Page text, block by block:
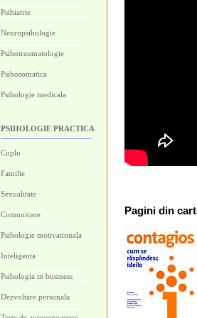
Psihiatrie
Neuropsihologie
Psihotraumatologie
Psihosomatica
Psihologie medicala
PSIHOLOGIE PRACTICA
Cuplu
Familie
Sexualitate
Comunicare
Psihologie motivationala
Inteligenta
Psihologia in business
Dezvoltare personala
Pagini din